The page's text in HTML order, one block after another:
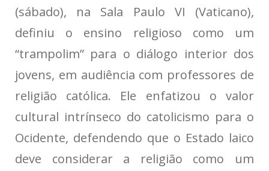
(sábado), na Sala Paulo VI (Vaticano),
definiu o ensino religioso como um
“trampolim” para o diálogo interior dos
jovens, em audiência com professores de
religião católica. Ele enfatizou o valor
cultural intrínseco do catolicismo para o
Ocidente, defendendo que o Estado laico
deve considerar a religião como um